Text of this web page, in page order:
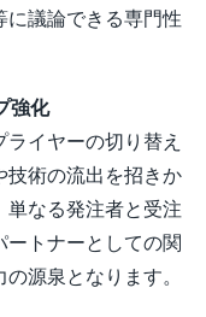
に議論できる専門性
強化
イヤーの切り替え
技術の流出を招きか
なる発注者と受注
トナーとしての関
源泉となります。